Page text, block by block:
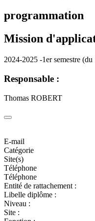
programmation
Mission
2024-2025 -1er semestre
Responsable :
Thomas ROBERT
E-mail
Catégorie
Site(s)
Téléphone
Téléphone
Entité de rattachement :
Libelle diplôme :
Niveau :
Site :